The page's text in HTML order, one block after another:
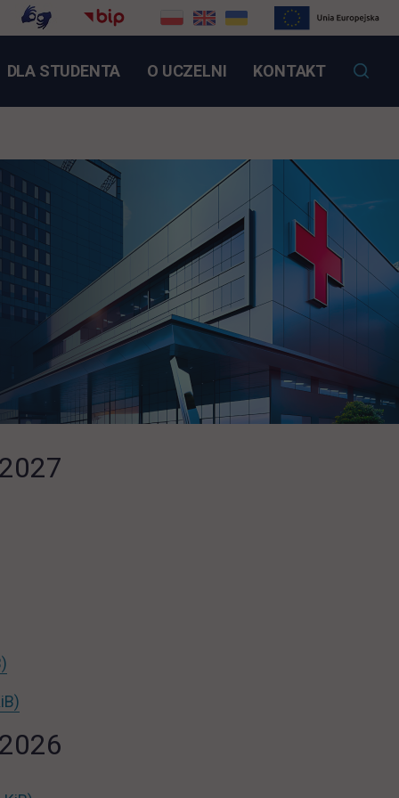
OTWIERA SIĘ W NOWEJ KARCIE
DLA STUDENTA O UCZELNI KONTAKT